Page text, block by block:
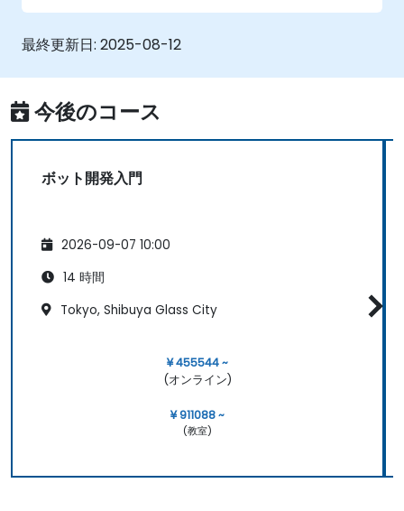
最終更新日: 2025-08-12
今後のコース
ボット開発入門
2026-09-07 10:00
14 時間
Tokyo, Shibuya Glass City
¥ 455544 ~
(オンライン)
¥ 911088 ~
(教室)